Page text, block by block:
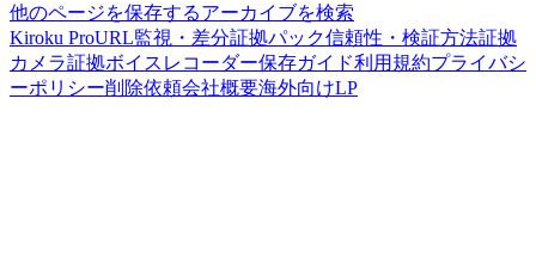
他のページを保存するアーカイブを検索
Kiroku ProURL監視・差分証拠パック信頼性・検証方法証拠
カメラ証拠ボイスレコーダー保存ガイド利用規約プライバシ
ーポリシー削除依頼会社概要海外向けLP